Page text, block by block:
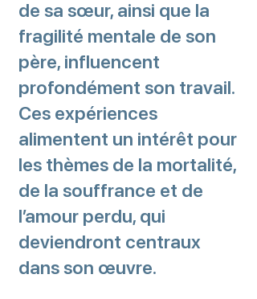
de sa sœur, ainsi que la
fragilité mentale de son
père, influencent
profondément son travail.
Ces expériences
alimentent un intérêt pour
les thèmes de la mortalité,
de la souffrance et de
l’amour perdu, qui
deviendront centraux
dans son œuvre.